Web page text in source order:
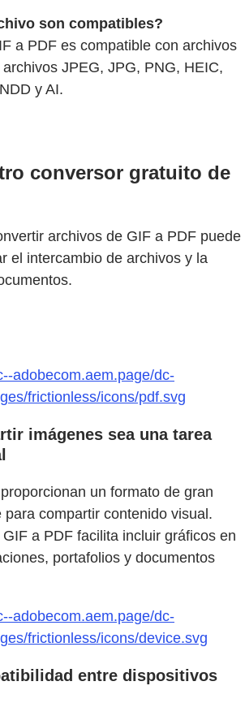
son compatibles?
a PDF es compatible con archivos
JPEG, JPG, PNG, HEIC,
y AI.
conversor gratuito de
archivos de GIF a PDF puede
el intercambio de archivos y la
adobecom.aem.page/dc-
frictionless/icons/pdf.svg
imágenes sea una tarea
un formato de gran
compartir contenido visual.
a PDF facilita incluir gráficos en
portafolios y documentos
adobecom.aem.page/dc-
frictionless/icons/device.svg
entre dispositivos